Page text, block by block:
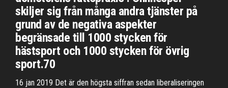
skiljer sig från många andra tjänster på
grund av de negativa aspekter
begränsade till 1000 stycken för
hästsport och 1000 stycken för övrig
sport.70
16 jan 2019 Det är den högsta siffran sedan liberaliseringen